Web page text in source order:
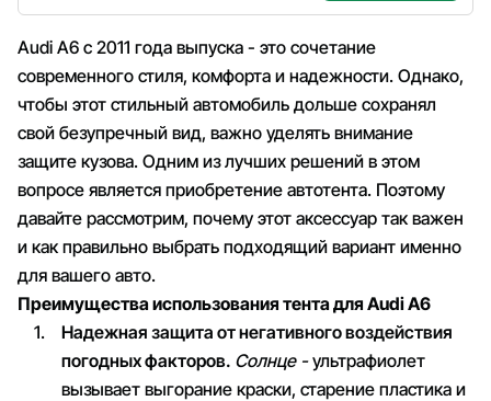
Audi A6 с 2011 года выпуска - это сочетание
современного стиля, комфорта и надежности. Однако,
чтобы этот стильный автомобиль дольше сохранял
свой безупречный вид, важно уделять внимание
защите кузова. Одним из лучших решений в этом
вопросе является приобретение автотента. Поэтому
давайте рассмотрим, почему этот аксессуар так важен
и как правильно выбрать подходящий вариант именно
для вашего авто.
Преимущества использования тента для Audi A6
Надежная защита от негативного воздействия
погодных факторов. Солнце -ультрафиолет
вызывает выгорание краски, старение пластика и